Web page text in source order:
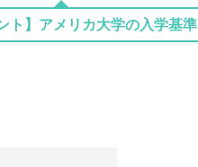
ト】アメリカ大学の入学基準